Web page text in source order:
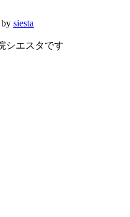
by siesta
シエスタです